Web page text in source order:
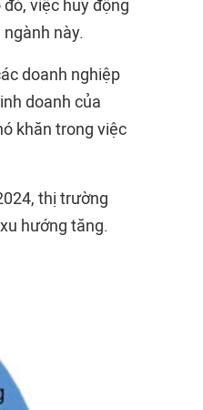
việc huy động
này.
doanh nghiệp
doanh của
khăn trong việc
thị trường
hướng tăng.